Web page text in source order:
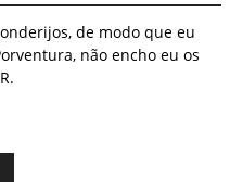
de modo que eu
não encho eu os